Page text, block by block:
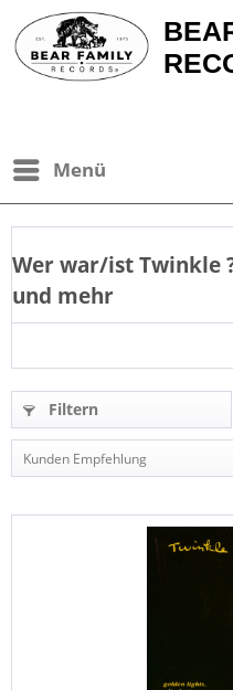
Menü
Wer war/istTwinkle
und mehr
Filtern